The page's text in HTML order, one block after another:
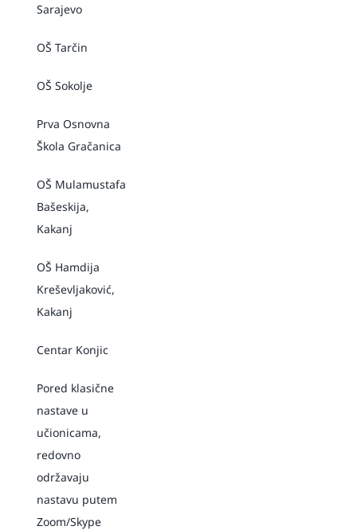
Sarajevo
OŠ Tarčin
OŠ Sokolje
Prva Osnovna
Škola Gračanica
OŠ Mulamustafa
Bašeskija,
Kakanj
OŠ Hamdija
Kreševljaković,
Kakanj
Centar Konjic
Pored klasične
nastave u
učionicama,
redovno
održavaju
nastavu putem
Zoom/Skype